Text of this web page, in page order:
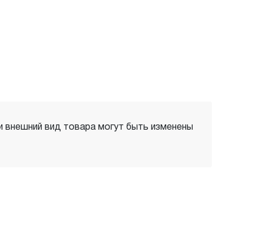
внешний вид товара могут быть изменены